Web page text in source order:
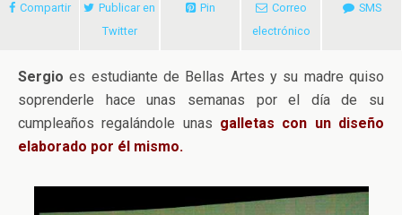
Compartir
Publicar en
Twitter
Pin
Correo
electrónico
SMS
Sergio es estudiante de Bellas Artes y su madre quiso
soprenderle hace unas semanas por el día de su
cumpleaños regalándole unas galletas con un diseño
elaborado por él mismo.